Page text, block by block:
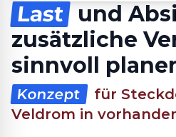
Last
und
zusätzliche
sinnvoll
Konzept
für
Veldrom in